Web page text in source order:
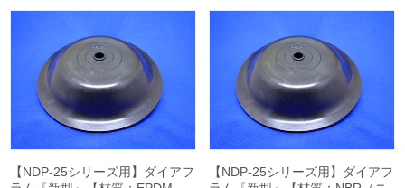
【NDP-25シリーズ用】ダイアフ
【NDP-25シリーズ用】ダイアフ